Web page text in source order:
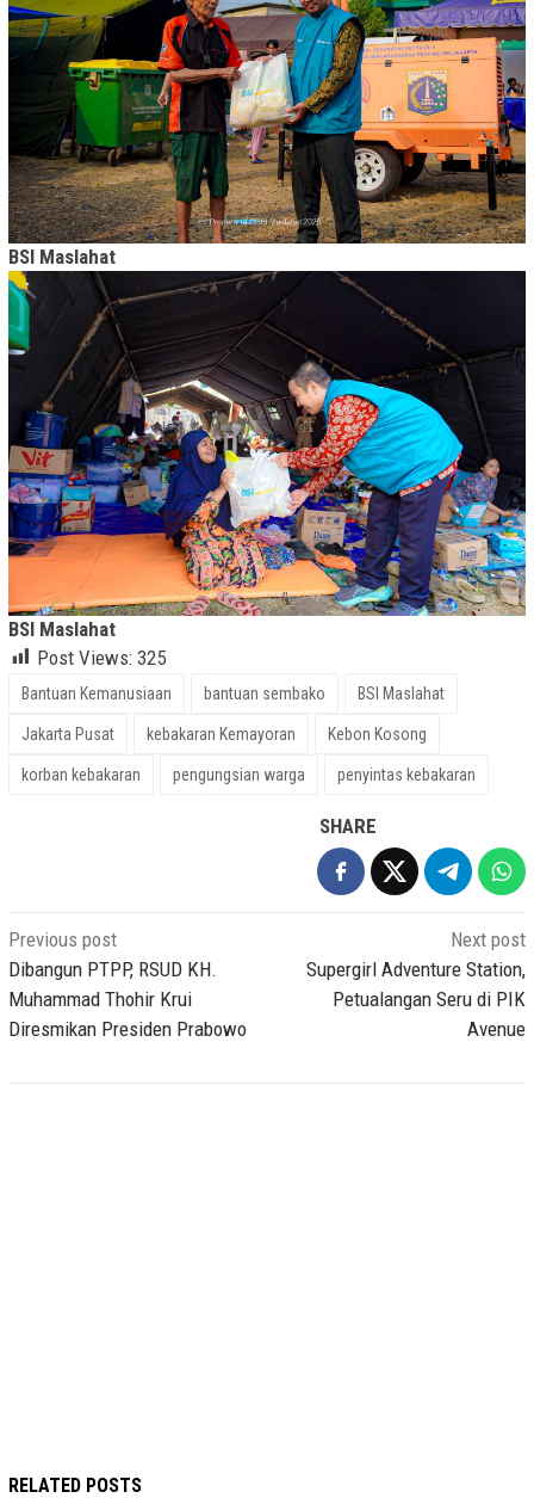
BSI Maslahat
BSI Maslahat
Post Views: 325
Bantuan Kemanusiaan bantuan sembako BSI Maslahat
Jakarta Pusat kebakaran Kemayoran Kebon Kosong
korban kebakaran pengungsian warga penyintas kebakaran
SHARE
Post
navigation
Previous post
Dibangun PTPP, RSUD KH.
Muhammad Thohir Krui
Diresmikan Presiden Prabowo
Next post
Supergirl Adventure Station,
Petualangan Seru di PIK
Avenue
RELATED POSTS